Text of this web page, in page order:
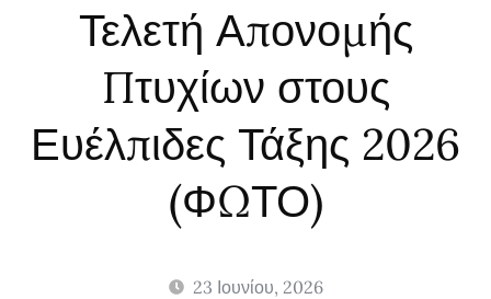
Τελετή Απονομής
Πτυχίων στους
Ευέλπιδες Τάξης 2026
(ΦΩΤΟ)
23 Ιουνίου, 2026